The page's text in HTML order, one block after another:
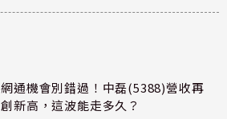
網通機會別錯過！中磊(5388)營收再
創新高，這波能走多久？